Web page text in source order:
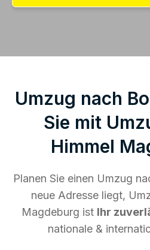
Umzug nach
Sie mit
Himmel
Planen Sie einen Umzug
neue Adresse liegt,
Magdeburg ist Ihr
nationale &